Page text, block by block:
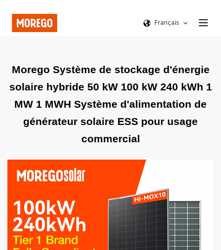
Français
Morego Système de stockage d'énergie
solaire hybride 50 kW 100 kW 240 kWh 1
MW 1 MWH Système d'alimentation de
générateur solaire ESS pour usage
commercial